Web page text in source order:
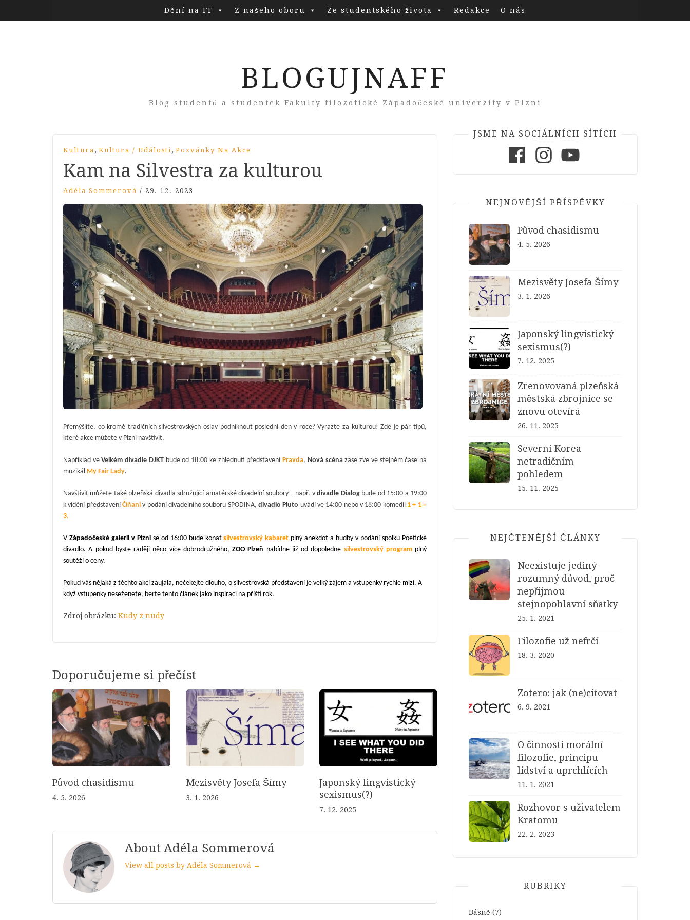
Dění na FF Z našeho oboru Ze studentského života Redakce O nás
BLOGUJNAFF
Blog studentů a studentek Fakulty filozofické Západočeské univerzity v Plzni
Kultura , Kultura / Události, Pozvánky Na Akce
Kam na Silvestra za kulturou
Adéla Sommerová / 29. 12. 2023
Přemýšlíte, co kromě tradičních silvestrovských oslav podniknout poslední den v roce? Vyrazte za kulturou! Zde je pár tipů,
které akce můžete v Plzni navštívit.
Například veVelkém divadle DJKTbude od 18:00 ke zhlédnutí představeníPravda, Nová scénazase zve ve stejném čase na
muzikál My Fair Lady.
Navštívit můžete také plzeňská divadla sdružující amatérské divadelní soubory – např. vdivadle Dialogbude od 15:00 a 19:00
k vidění představení Číňani v podání divadelního souboru SPODINA, divadlo Pluto uvádí ve 14:00 nebo v 18:00 komedii 1 + 1 =
3.
V Západočeské galerii v Plznise od 16:00 bude konatsilvestrovský kabaret plný anekdot a hudby v podání spolku Poetické
divadlo.A pokud byste raději něco více dobrodružného, ZOO Plzeň nabídne již od dopoledne silvestrovský programplný
soutěží o ceny.
Pokud vás nějaká z těchto akcí zaujala, nečekejte dlouho, o silvestrovská představení je velký zájem a vstupenky rychle mizí. A
když vstupenky neseženete, berte tento článek jako inspiraci na příští rok.
Zdroj obrázku: Kudy z nudy
Doporučujeme si přečíst
Původ chasidismu
4. 5. 2026
Mezisvěty Josefa Šímy
3. 1. 2026
Japonský lingvistický
sexismus(?)
7. 12. 2025
About Adéla Sommerová
View all posts by Adéla Sommerová →
JSME NA SOCIÁLNÍCH SÍTÍCH
NEJNOVĚJŠÍ PŘÍSPĚVKY
Původ chasidismu
4. 5. 2026
Mezisvěty Josefa Šímy
3. 1. 2026
Japonský lingvistický
sexismus(?)
7. 12. 2025
Zrenovovaná plzeňská
městská zbrojnice se
znovu otevírá
26. 11. 2025
Severní Korea
netradičním
pohledem
15. 11. 2025
NEJČTENĚJŠÍ ČLÁNKY
Neexistuje jediný
rozumný důvod, proč
nepřijmou
stejnopohlavní sňatky
25. 1. 2021
Filozofie už nefrčí
18. 3. 2020
Zotero: jak (ne)citovat
6. 9. 2021
O činnosti morální
filozofie, principu
lidství a uprchlících
11. 1. 2021
Rozhovor s uživatelem
Kratomu
22. 2. 2023
RUBRIKY
Básně (7)